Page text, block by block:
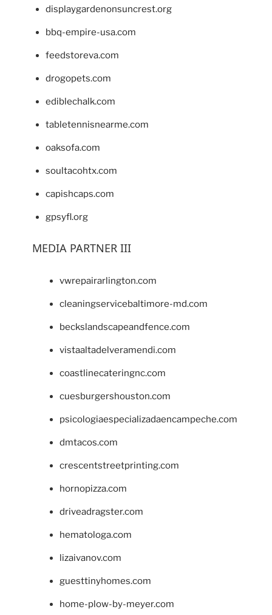
displaygardenonsuncrest.org
bbq-empire-usa.com
feedstoreva.com
drogopets.com
ediblechalk.com
tabletennisnearme.com
oaksofa.com
soultacohtx.com
capishcaps.com
gpsyfl.org
MEDIA PARTNER III
vwrepairarlington.com
cleaningservicebaltimore-md.com
beckslandscapeandfence.com
vistaaltadelveramendi.com
coastlinecateringnc.com
cuesburgershouston.com
psicologiaespecializadaencampeche.com
dmtacos.com
crescentstreetprinting.com
hornopizza.com
driveadragster.com
hematologa.com
lizaivanov.com
guesttinyhomes.com
home-plow-by-meyer.com